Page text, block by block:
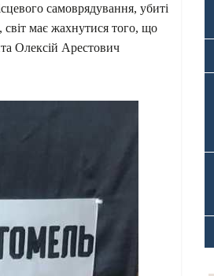
самоврядування, убиті
світ має жахнутися того, що
Олексій Арестович